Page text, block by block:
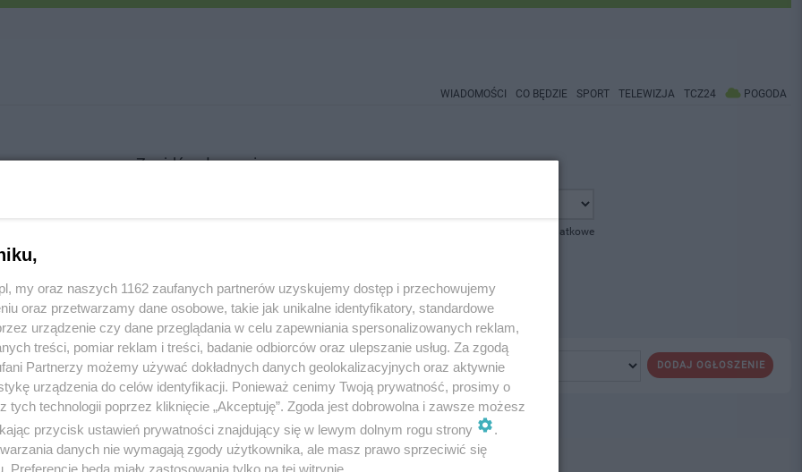
WIADOMOŚCI CO BĘDZIE SPORT TELEWIZJA TCZ24 POGODA
Znajdź ogłoszenie
pokaż opcje dodatkowe
DODAJ OGŁOSZENIE
my oraz naszych 1162 zaufanych partnerów uzyskujemy dostęp i przechowujemy
oraz przetwarzamy dane osobowe, takie jak unikalne identyfikatory, standardowe
urządzenie czy dane przeglądania w celu zapewniania spersonalizowanych reklam,
treści, pomiar reklam i treści, badanie odbiorców oraz ulepszanie usług. Za zgodą
Partnerzy możemy używać dokładnych danych geolokalizacyjnych oraz aktywnie
urządzenia do celów identyfikacji. Ponieważ cenimy Twoją prywatność, prosimy o
tych technologii poprzez kliknięcie „Akceptuję”. Zgoda jest dobrowolna i zawsze możesz
przycisk ustawień prywatności znajdujący się w lewym dolnym rogu strony
danych nie wymagają zgody użytkownika, ale masz prawo sprzeciwić się
Preferencje będą miały zastosowania tylko na tej witrynie.